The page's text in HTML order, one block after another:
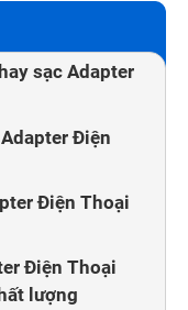
sạc Adapter
Điện
Điện Thoại
Điện Thoại
lượng